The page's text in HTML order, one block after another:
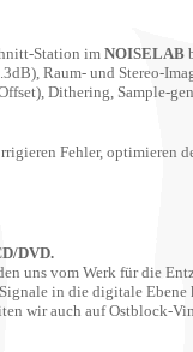
Station im NOISELAB
Raum- und Stereo-
Dithering, Sample-
Fehler, optimieren
DVD.
uns vom Werk für die
in die digitale
wir auch auf Ostblock-